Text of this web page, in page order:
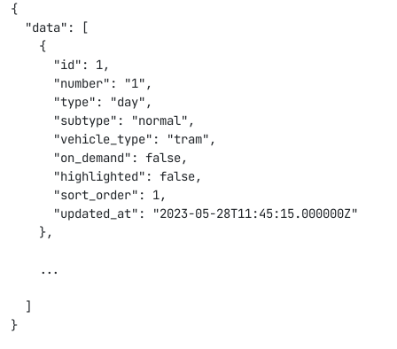
{
  "data": [
    {
      "id": 1,
      "number": "1",
      "type": "day",
      "subtype": "normal",
      "vehicle_type": "tram",
      "on_demand": false,
      "highlighted": false,
      "sort_order": 1,
      "updated_at": "2023-05-28T11:45:15.000000Z"
    },
    ...
  ]
}